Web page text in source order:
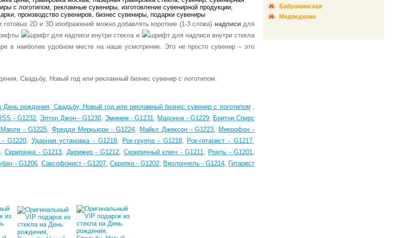
готовых 2D и 3D изображений можно добавлять короткие (1-3 слова) надписи для
и
в наиболее удобном месте на наше усмотрение. Это не просто сувенир – это
День рождения, Свадьбу, Новый год или рекламный бизнес сувенир с логотипом ,
- G1232, Элтон Джон - G1230, Эминем - G1231, Мадонна - G1229, Бритни Спирс
- G1225, Фредди Меркьюри - G1224, Майкл Джексон - G1223, Микрофон -
G1220, Ударная установка - G1219, Рок-группа - G1218, Рок-гитарист - G1217,
,Скрипачка - G1213, Дирижер - G1212, Скрипичный ключ - G1211, Рояль - G1201,
- G1206, Саксофонист - G1207,Скрипка - G1202, Виолончель - G1214, Гитарист
Бабушкинская
Медведково